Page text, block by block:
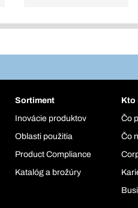
Sortiment
Inovácie produktov
Oblasti použitia
Product Compliance
Katalóg a brožúry
Kto
Čo
Čo